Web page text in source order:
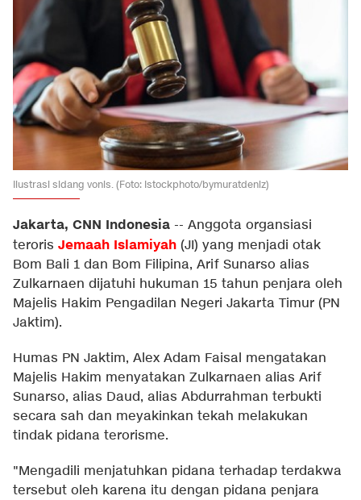
Ilustrasi sidang vonis. (Foto: Istockphoto/bymuratdeniz)
Jakarta, CNN Indonesia -- Anggota organsiasi
teroris Jemaah Islamiyah (JI) yang menjadi otak
Bom Bali 1 dan Bom Filipina, Arif Sunarso alias
Zulkarnaen dijatuhi hukuman 15 tahun penjara oleh
Majelis Hakim Pengadilan Negeri Jakarta Timur (PN
Jaktim).
Humas PN Jaktim, Alex Adam Faisal mengatakan
Majelis Hakim menyatakan Zulkarnaen alias Arif
Sunarso, alias Daud, alias Abdurrahman terbukti
secara sah dan meyakinkan tekah melakukan
tindak pidana terorisme.
"Mengadili menjatuhkan pidana terhadap terdakwa
tersebut oleh karena itu dengan pidana penjara